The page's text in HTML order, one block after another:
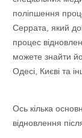
поліпшення
Серрата, який
процес
можете знайти
Одесі, Києві та
Ось кілька
відновлення